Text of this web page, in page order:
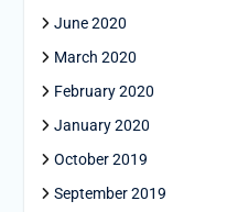
June 2020
March 2020
February 2020
January 2020
October 2019
September 2019